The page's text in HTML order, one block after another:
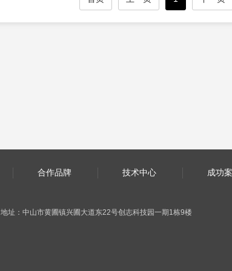
合作品牌 技术中心 成功
地址：中山市黄圃镇兴圃大道东22号创志科技园一期1栋9楼